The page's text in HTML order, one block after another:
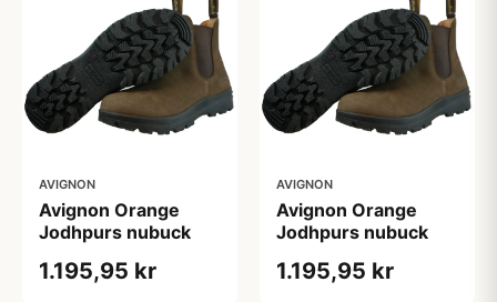
AVIGNON
Avignon Orange
Jodhpurs nubuck
1.195,95 kr
AVIGNON
Avignon Orange
Jodhpurs nubuck
1.195,95 kr